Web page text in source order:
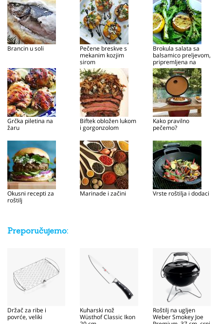
Brancin u soli
Pečene breskve s
mekanim kozjim
sirom
Brokula salata sa
balsamico preljevom,
pripremljena na
roštilju
Grčka piletina na
žaru
Biftek obložen lukom
i gorgonzolom
Kako pravilno
pečemo?
Okusni recepti za
roštilj
Marinade i začini Vrste roštilja i dodaci
Preporučujemo:
Držač za ribe i
povrće, veliki
Kuharski nož
Wüsthof Classic Ikon
Roštilj na ugljen
Weber Smokey Joe